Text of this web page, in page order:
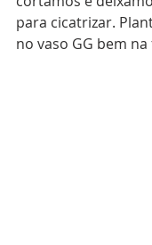
para cicatrizar.
no vaso GG bem